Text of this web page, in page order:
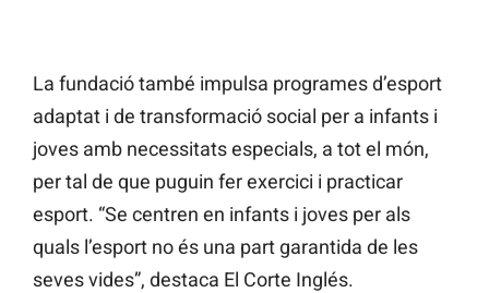
La fundació també impulsa programes d’esport
adaptat i de transformació social per a infants i
joves amb necessitats especials, a tot el món,
per tal de que puguin fer exercici i practicar
esport. “Se centren en infants i joves per als
quals l’esport no és una part garantida de les
seves vides”, destaca El Corte Inglés.